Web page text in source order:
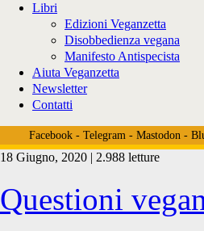
Libri
Edizioni Veganzetta
Disobbedienza vegana
Manifesto Antispecista
Aiuta Veganzetta
Newsletter
Contatti
Facebook- Telegram- Mastodon-
Tag:
18 Giugno, 2020 | 2.988 letture
Questioni